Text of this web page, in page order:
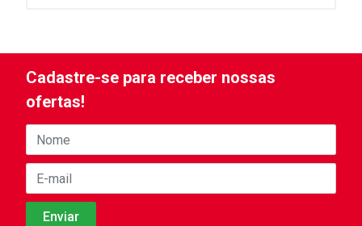
Cadastre-se para receber nossas
ofertas!